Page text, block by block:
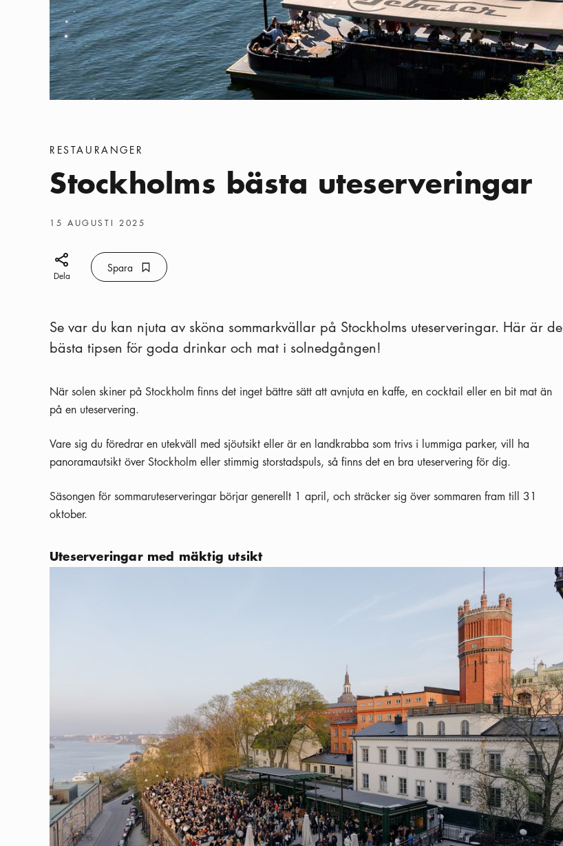
Kategorier :
RESTAURANGER
Stockholms bästa uteserveringar
Publiceringsdatum
15 AUGUSTI 2025
Dela ikon
Dela
Spara Bokmärke ikon
Spara
Se var du kan njuta av sköna sommarkvällar på Stockholms uteserveringar. Här är de
bästa tipsen för goda drinkar och mat i solnedgången!
När solen skiner på Stockholm finns det inget bättre sätt att avnjuta en kaffe, en cocktail eller en bit mat än
på en uteservering.
Vare sig du föredrar en utekväll med sjöutsikt eller är en landkrabba som trivs i lummiga parker, vill ha
panoramautsikt över Stockholm eller stimmig storstadspuls, så finns det en bra uteservering för dig.
Säsongen för sommaruteserveringar börjar generellt 1 april, och sträcker sig över sommaren fram till 31
oktober.
Uteserveringar med mäktig utsikt